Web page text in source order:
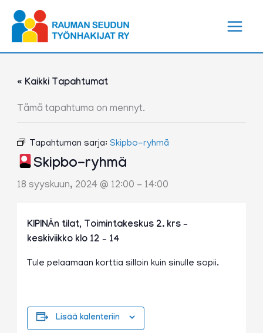
sisältöön
« Kaikki Tapahtumat
Tämä tapahtuma on mennyt.
Tapahtuman sarja:Skipbo-ryhmä
Skipbo-ryhmä
18 syyskuun, 2024 @ 12:00 - 14:00
KIPINÄn tilat, Toimintakeskus 2. krs –
keskiviikko klo 12 – 14
Tule pelaamaan korttia silloin kuin sinulle sopii.
Lisää kalenteriin